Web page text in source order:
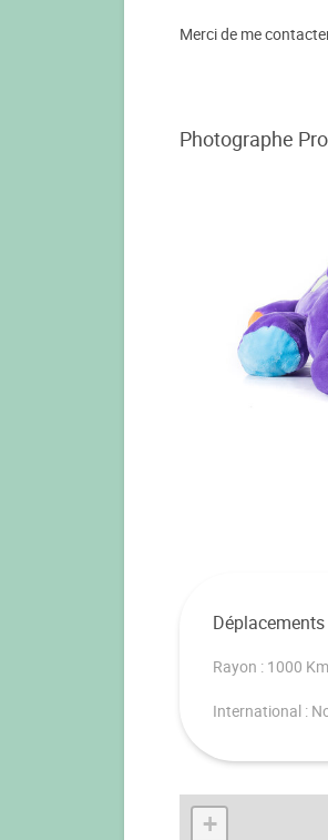
Merci de me
Photographe
Déplacements
Rayon : 1000 Km
International :
+